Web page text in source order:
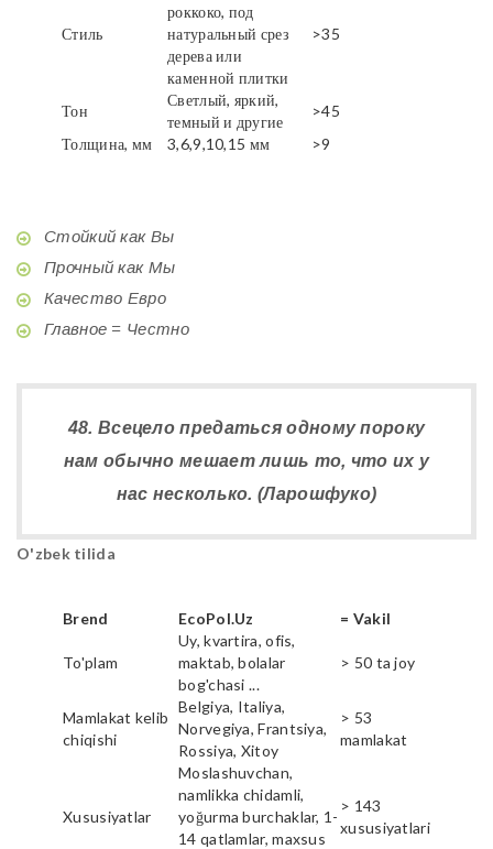
Стиль
роккоко, под
натуральный срез
дерева или
каменной плитки
>35
Тон
Светлый, яркий,
темный и другие
>45
Толщина, мм
3,6,9,10,15 мм >9
Стойкий как Вы
Прочный как Мы
Качество Евро
Главное = Честно
48. Всецело предаться одному пороку
нам обычно мешает лишь то, что их у
нас несколько. (Ларошфуко)
O'zbek tilida
Brend EcoPol.Uz = Vakil
To'plam
Uy, kvartira, ofis,
maktab, bolalar
bog'chasi ...
> 50 ta joy
Mamlakat kelib
chiqishi
Belgiya, Italiya,
Norvegiya, Frantsiya,
Rossiya, Xitoy
> 53
mamlakat
Xususiyatlar
Moslashuvchan,
namlikka chidamli,
yoğurma burchaklar, 1-
14 qatlamlar, maxsus
> 143
xususiyatlari